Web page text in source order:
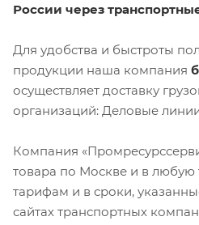
России через
Для удобства и быстроты
продукции наша компания
осуществляет доставку
организаций: Деловые
Компания
товара по Москве и в любую
тарифам и в сроки,
сайтах транспортных